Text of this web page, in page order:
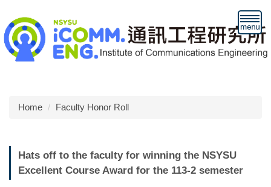
to
the
main
content
Home Faculty Honor Roll
Hats off to the faculty for winning the NSYSU
Excellent Course Award for the 113-2 semester